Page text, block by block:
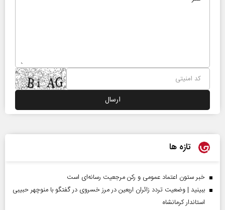
تازه ها
خبر ستون اعتماد عمومی و رکن مرجعیت رسانه‌ای است
ببینید | وضعیت تردد زائران اربعین در مرز خسروی در گفتگو با منوچهر حبیبی
استاندار کرمانشاه